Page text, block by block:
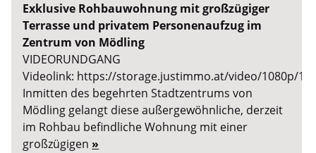
Exklusive Rohbauwohnung mit großzügiger
Terrasse und privatem Personenaufzug im
Zentrum von Mödling
VIDEORUNDGANG
Videolink: https://storage.justimmo.at/video/1080p/
Inmitten des begehrten Stadtzentrums von
Mödling gelangt diese außergewöhnliche, derzeit
im Rohbau befindliche Wohnung mit einer
großzügigen »